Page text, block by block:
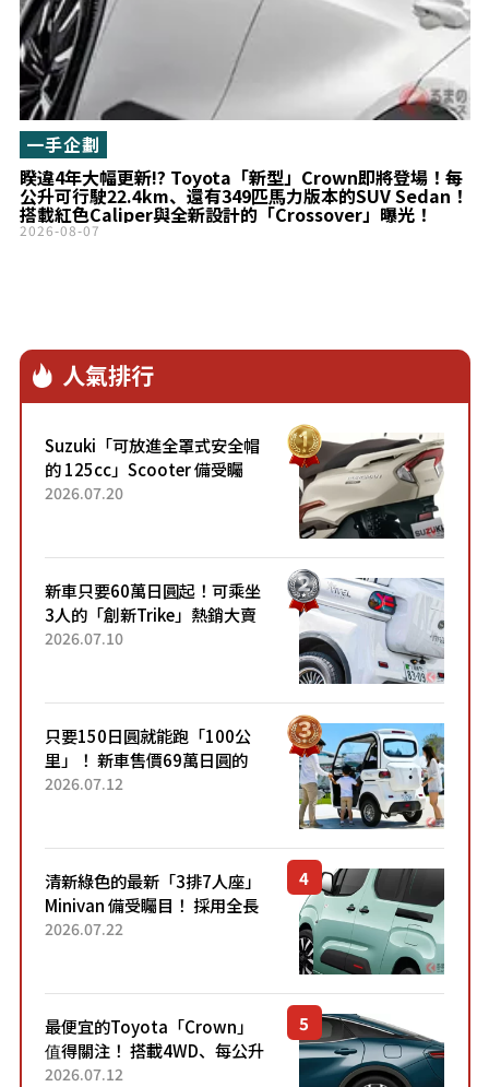
睽違4年大幅更新!? Toyota「新型」Crown即將登場！每
公升可行駛22.4km、還有349匹馬力版本的SUV Sedan！
搭載紅色Caliper與全新設計的「Crossover」曝光！
一手企劃
2026-08-07
人氣排行
Suzuki「可放進全罩式安全帽
的 125cc」Scooter 備受矚
目！採用全新流線設計與各項
2026.07.20
新車只要60萬日圓起！可乘坐
3人的「創新Trike」熱銷大賣
成為人氣車款！「養車成本真
2026.07.10
只要150日圓就能跑「100公
里」！ 新車售價69萬日圓的
「3人座」Trike大受歡迎！ 順
2026.07.12
清新綠色的最新「3排7人座」
Minivan 備受矚目！ 採用全長
4.7公尺剛剛好的車身尺寸與
2026.07.22
最便宜的Toyota「Crown」
值得關注！ 搭載4WD、每公升
22.4公里低油耗表現超亮眼！
2026.07.12